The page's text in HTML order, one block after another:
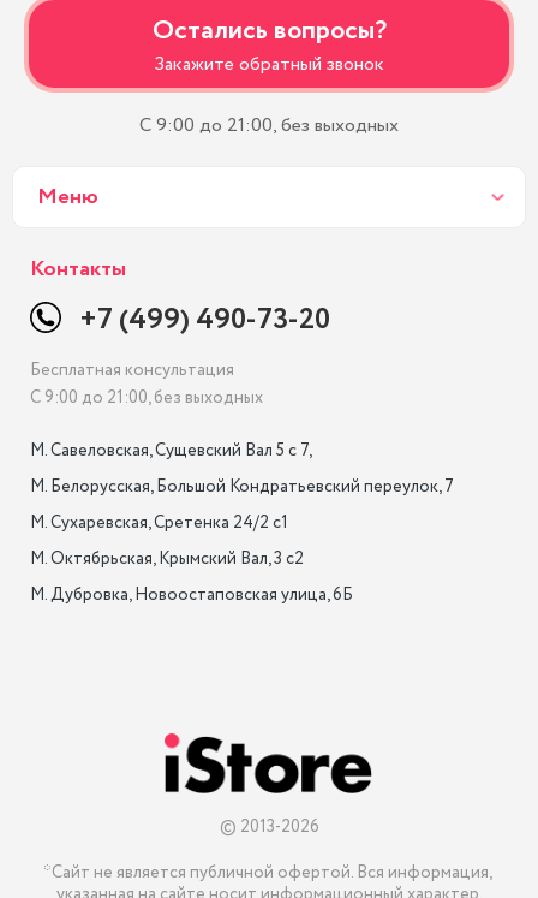
Остались вопросы?
Закажите обратный звонок
С 9:00 до 21:00, без выходных
Меню
Контакты
+7 (499) 490-73-20
Бесплатная консультация
С 9:00 до 21:00, без выходных
М. Савеловская, Сущевский Вал 5 с 7,
М. Белорусская, Большой Кондратьевский переулок, 7
М. Сухаревская, Сретенка 24/2 с1
М. Октябрьская, Крымский Вал, 3 с2
М. Дубровка, Новоостаповская улица, 6Б
© 2013-2026
*Сайт не является публичной офертой. Вся информация,